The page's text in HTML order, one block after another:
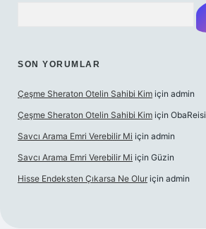
SON YORUMLAR
Çeşme Sheraton Otelin Sahibi Kim için admin
Çeşme Sheraton Otelin Sahibi Kim için ObaReisi
Savcı Arama Emri Verebilir Mi için admin
Savcı Arama Emri Verebilir Mi için Güzin
Hisse Endeksten Çıkarsa Ne Olur için admin